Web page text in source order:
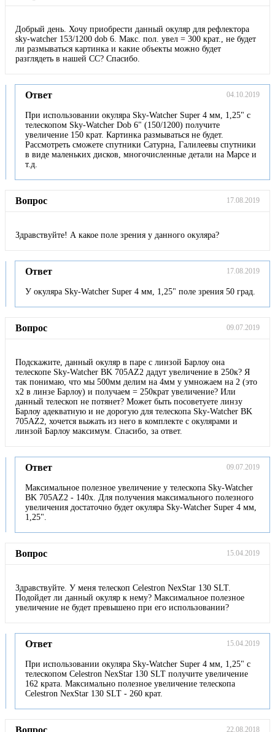
Добрый день. Хочу приобрести данный окуляр для рефлектора
sky-watcher 153/1200 dob 6. Макс. пол. увел = 300 крат., не будет
ли размываться картинка и какие объекты можно будет
разглядеть в нашей СС? Спасибо.
Ответ 04.10.2019
При использовании окуляра Sky-Watcher Super 4 мм, 1,25" с
телескопом Sky-Watcher Dob 6" (150/1200) получите
увеличение 150 крат. Картинка размываться не будет.
Рассмотреть сможете спутники Сатурна, Галилеевы спутники
в виде маленьких дисков, многочисленные детали на Марсе и
т.д.
Вопрос 17.08.2019
Здравствуйте! А какое поле зрения у данного окуляра?
Ответ 17.08.2019
У окуляра Sky-Watcher Super 4 мм, 1,25" поле зрения 50 град.
Вопрос 09.07.2019
Подскажите, данный окуляр в паре с линзой Барлоу она
телескопе Sky-Watcher BK 705AZ2 дадут увеличение в 250к? Я
так понимаю, что мы 500мм делим на 4мм у умножаем на 2 (это
х2 в линзе Барлоу) и получаем = 250крат увеличение? Или
данный телескоп не потянет? Может быть посоветуете линзу
Барлоу адекватную и не дорогую для телескопа Sky-Watcher BK
705AZ2, хочется выжать из него в комплекте с окулярами и
линзой Барлоу максимум. Спасибо, за ответ.
Ответ 09.07.2019
Максимальное полезное увеличение у телескопа Sky-Watcher
BK 705AZ2 - 140х. Для получения максимального полезного
увеличения достаточно будет окуляра Sky-Watcher Super 4 мм,
1,25".
Вопрос 15.04.2019
Здравствуйте. У меня телескоп Celestron NexStar 130 SLT.
Подойдет ли данный окуляр к нему? Максимальное полезное
увеличение не будет превышено при его использовании?
Ответ 15.04.2019
При использовании окуляра Sky-Watcher Super 4 мм, 1,25" с
телескопом Celestron NexStar 130 SLT получите увеличение
162 крата. Максимально полезное увеличение телескопа
Celestron NexStar 130 SLT - 260 крат.
Вопрос 22.08.2018